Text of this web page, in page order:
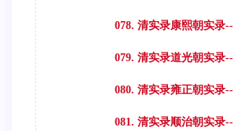
078. 清实录康熙朝实录--
079. 清实录道光朝实录--
080. 清实录雍正朝实录--
081. 清实录顺治朝实录--